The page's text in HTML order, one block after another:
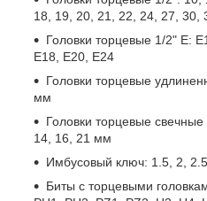
18, 19, 20, 21, 22, 24, 27, 30,
Головки торцевые 1/2" Е:
Е18, Е20, Е24
Головки торцевые
мм
Головки торцевые свечные
14, 16, 21 мм
Имбусовый ключ: 1.5, 2,
Биты с торцевыми